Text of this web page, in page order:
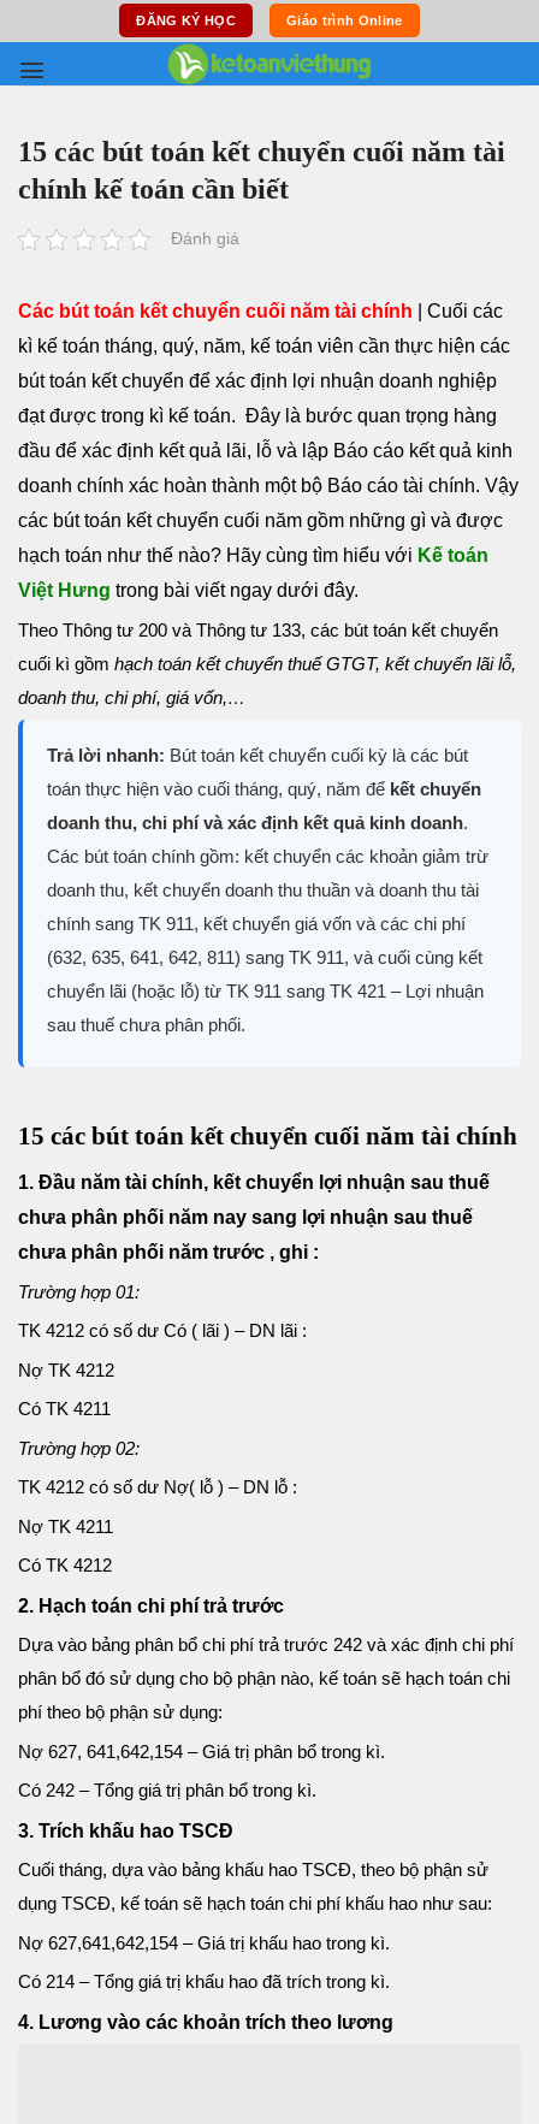
content
ĐĂNG KÝ HỌC Giáo trình Online
15 các bút toán kết chuyển cuối năm tài
chính kế toán cần biết
Đánh giá
Các bút toán kết chuyển cuối năm tài chính
Cuối các
kì kế toán tháng, quý, năm, kế toán viên cần thực hiện các
bút toán kết chuyển để xác định lợi nhuận doanh nghiệp
đạt được trong kì kế toán. Đây là bước quan trọng hàng
đầu để xác định kết quả lãi, lỗ và lập Báo cáo kết quả kinh
doanh chính xác hoàn thành một bộ Báo cáo tài chính. Vậy
các bút toán kết chuyển cuối năm gồm những gì và được
hạch toán như thế nào? Hãy cùng tìm hiểu với Kế toán
Việt Hưng trong bài viết ngay dưới đây.
Theo Thông tư 200 và Thông tư 133, các bút toán kết chuyển
cuối kì gồm hạch toán kết chuyển thuế GTGT, kết chuyển lãi lỗ,
doanh thu, chi phí, giá vốn,…
Trả lời nhanh: Bút toán kết chuyển cuối kỳ là các bút
toán thực hiện vào cuối tháng, quý, năm để kết chuyển
doanh thu, chi phí và xác định kết quả kinh doanh.
Các bút toán chính gồm: kết chuyển các khoản giảm trừ
doanh thu, kết chuyển doanh thu thuần và doanh thu tài
chính sang TK 911, kết chuyển giá vốn và các chi phí
(632, 635, 641, 642, 811) sang TK 911, và cuối cùng kết
chuyển lãi (hoặc lỗ) từ TK 911 sang TK 421 – Lợi nhuận
sau thuế chưa phân phối.
15 các bút toán kết chuyển cuối năm tài chính
1. Đầu năm tài chính, kết chuyển lợi nhuận sau thuế
chưa phân phối năm nay sang lợi nhuận sau thuế
chưa phân phối năm trước , ghi :
Trường hợp 01:
TK 4212 có số dư Có ( lãi ) – DN lãi :
Nợ TK 4212
Có TK 4211
Trường hợp 02:
TK 4212 có số dư Nợ( lỗ ) – DN lỗ :
Nợ TK 4211
Có TK 4212
2. Hạch toán chi phí trả trước
Dựa vào bảng phân bổ chi phí trả trước 242 và xác định chi phí
phân bổ đó sử dụng cho bộ phận nào, kế toán sẽ hạch toán chi
phí theo bộ phận sử dụng:
Nợ 627, 641,642,154 – Giá trị phân bổ trong kì.
Có 242 – Tổng giá trị phân bổ trong kì.
3. Trích khấu hao TSCĐ
Cuối tháng, dựa vào bảng khấu hao TSCĐ, theo bộ phận sử
dụng TSCĐ, kế toán sẽ hạch toán chi phí khấu hao như sau:
Nợ 627,641,642,154 – Giá trị khấu hao trong kì.
Có 214 – Tổng giá trị khấu hao đã trích trong kì.
4. Lương vào các khoản trích theo lương